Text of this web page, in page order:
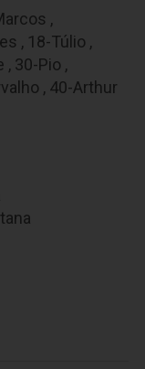
,
, 18-Túlio ,
, 30-Pio ,
, 40-Arthur